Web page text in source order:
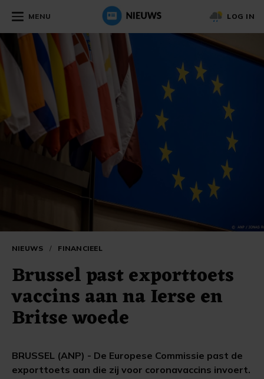
MENU LOG IN
NIEUWS / FINANCIEEL
Brussel past exporttoets
vaccins aan na Ierse en
Britse woede
BRUSSEL (ANP) - De Europese Commissie past de
exporttoets aan die zij voor coronavaccins invoert.